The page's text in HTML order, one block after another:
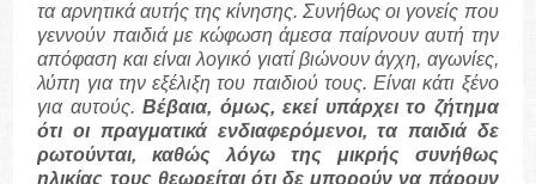
τα αρνητικά αυτής της κίνησης. Συνήθως οι γονείς που
γεννούν παιδιά με κώφωση άμεσα παίρνουν αυτή την
απόφαση και είναι λογικό γιατί βιώνουν άγχη, αγωνίες,
λύπη για την εξέλιξη του παιδιού τους. Είναι κάτι ξένο
για αυτούς.Βέβαια, όμως, εκεί υπάρχει το ζήτημα
ότι οι πραγματικά ενδιαφερόμενοι, τα παιδιά δε
ρωτούνται, καθώς λόγω της μικρής συνήθως
ηλικίας τους θεωρείται ότι δε μπορούν να πάρουν